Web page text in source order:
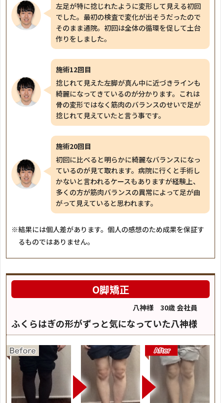
左足が特に捻じれたように変形して見える初回
でした。最初の検査で変化が出そうだったので
そのまま通院。初回は全体の循環を促して土台
作りをしました。
施術12回目
捻じれて見えた左脚が真ん中に近づきラインも
綺麗になってきているのが分かります。これは
骨の変形ではなく筋肉のバランスのせいで足が
捻じれて見えていたと言う事です。
施術20回目
初回に比べると明らかに綺麗なバランスになっ
ているのが見て取れます。病院に行くと手術し
かないと言われるケースもありますが経験上、
多くの方が筋肉バランスの異常によって足が曲
がって見えていると思われます。
※結果には個人差があります。個人の感想のため成果を保証す
るものではありません。
O脚矯正
八神様 30歳 会社員
ふくらはぎの形がずっと気になっていた八神様